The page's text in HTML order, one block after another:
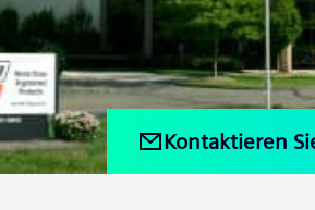
Kontaktieren